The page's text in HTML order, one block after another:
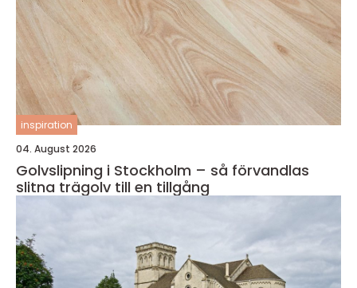
inspiration
04. August 2026
Golvslipning i Stockholm – så förvandlas
slitna trägolv till en tillgång